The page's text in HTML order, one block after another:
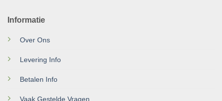
Informatie
Over Ons
Levering Info
Betalen Info
Vaak Gestelde Vragen